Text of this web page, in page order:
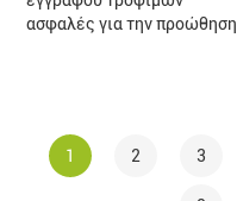
ασφαλές για την προώθηση
1 2 3